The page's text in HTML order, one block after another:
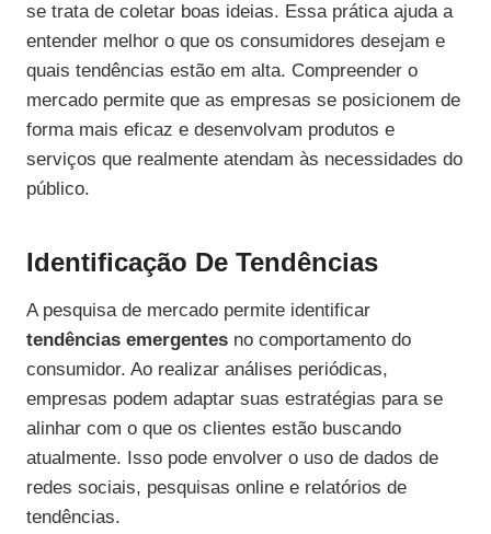
se trata de coletar boas ideias. Essa prática ajuda a
entender melhor o que os consumidores desejam e
quais tendências estão em alta. Compreender o
mercado permite que as empresas se posicionem de
forma mais eficaz e desenvolvam produtos e
serviços que realmente atendam às necessidades do
público.
Identificação De Tendências
A pesquisa de mercado permite identificar
tendências emergentes no comportamento do
consumidor. Ao realizar análises periódicas,
empresas podem adaptar suas estratégias para se
alinhar com o que os clientes estão buscando
atualmente. Isso pode envolver o uso de dados de
redes sociais, pesquisas online e relatórios de
tendências.